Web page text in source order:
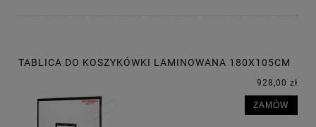
TABLICA DO KOSZYKÓWKI LAMINOWANA 180X105CM
928,00 zł
ZAMÓW